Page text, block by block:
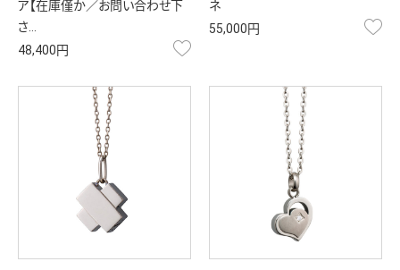
ア【在庫僅か／お問い合わせ下
さ…
48,400円
ネ
55,000円